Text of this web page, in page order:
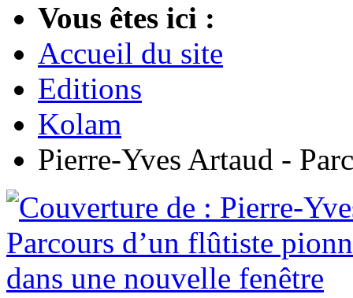
Vous êtes ici :
Accueil du site
Editions
Kolam
Pierre-Yves Artaud -